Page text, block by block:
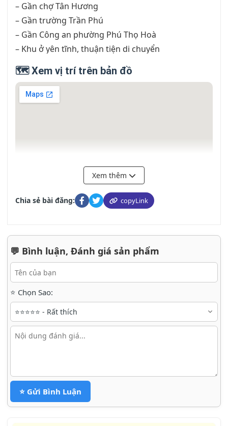
– Gần chợ Tân Hương
– Gần trường Trần Phú
– Gần Công an phường Phú Thọ Hoà
– Khu ở yên tĩnh, thuận tiện di chuyển
🗺️ Xem vị trí trên bản đồ
Xem thêm
Chia sẻ bài đăng: copyLink
💬 Bình luận, Đánh giá sản phẩm
⭐ Chọn Sao:
⭐ Gửi Bình Luận